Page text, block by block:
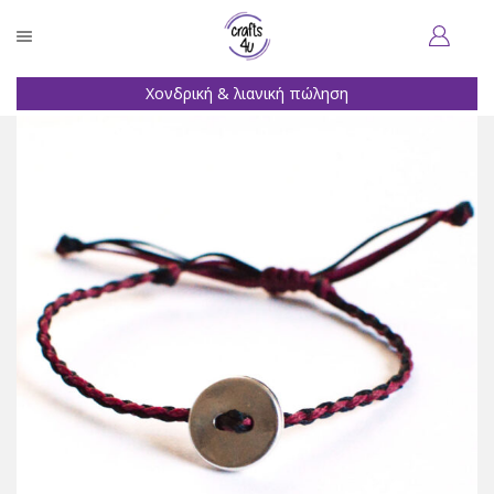
Χονδρική & λιανική πώληση